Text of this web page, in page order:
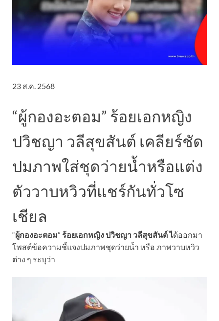
23 ส.ค. 2568
“ผู้กองอะตอม” ร้อยเอกหญิง
ปวิชญา วลีสุขสันต์ เคลียร์ชัด
ปมภาพใส่ชุดว่ายน้ำหรือแต่ง
ตัววาบหวิวที่แชร์กันทั่วโซ
เชียล
“ผู้กองอะตอม” ร้อยเอกหญิง ปวิชญา วลีสุขสันต์ ได้ออกมา
โพสต์ข้อความชี้แจงปมภาพชุดว่ายน้ำ หรือ ภาพวาบหวิว
ต่าง ๆ ระบุว่า